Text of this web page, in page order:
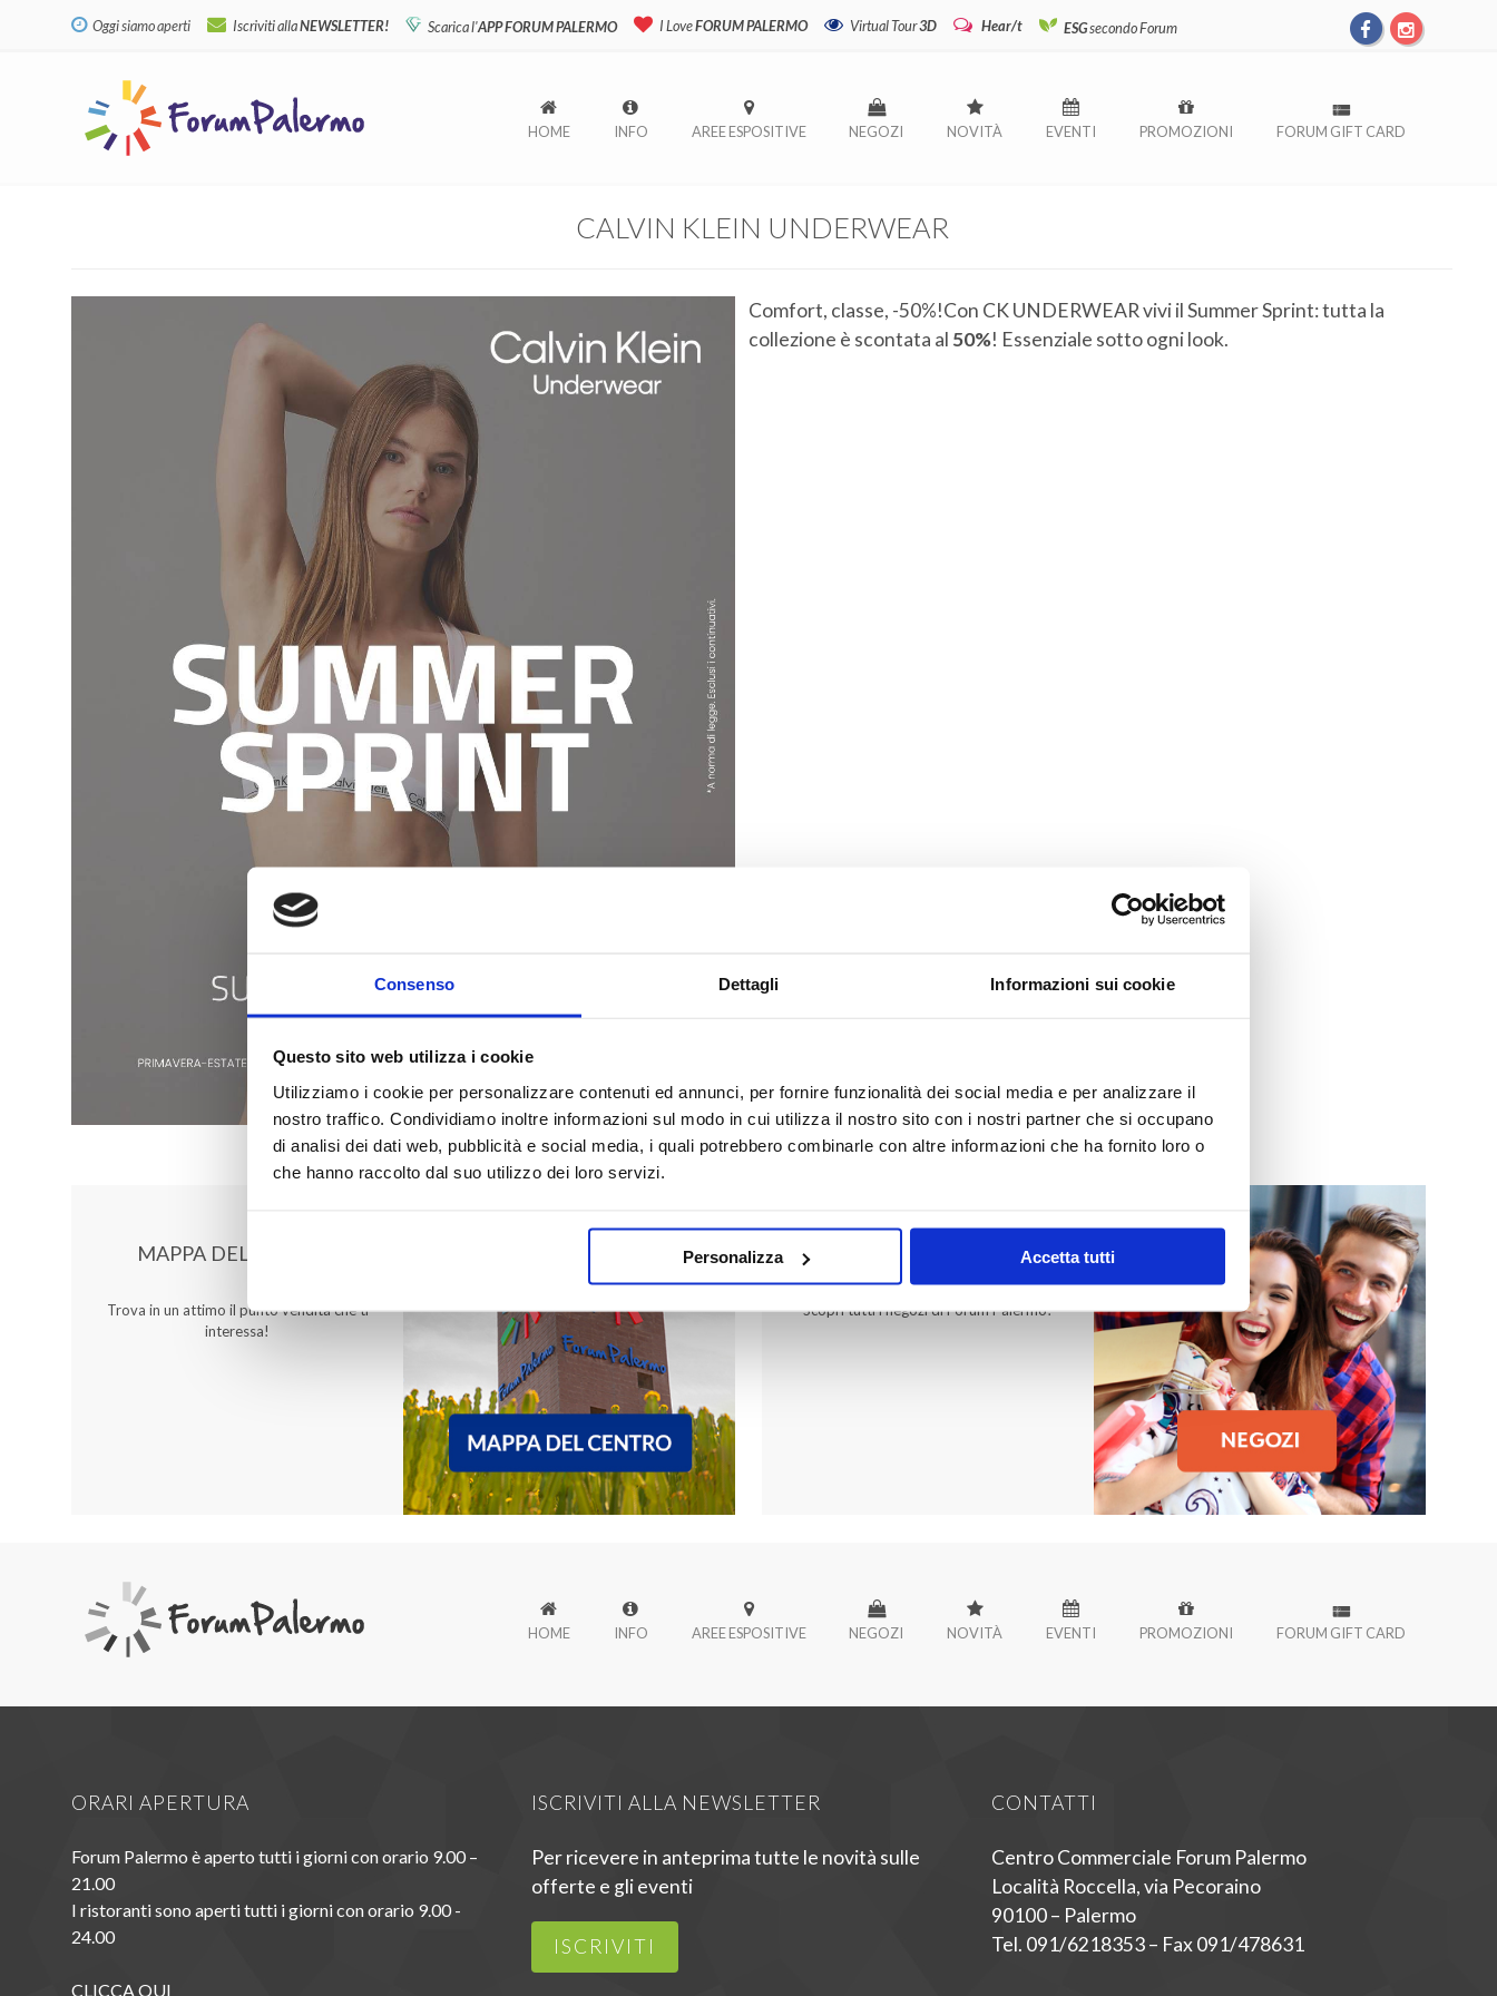
Consenso Dettagli Informazioni sui cookie
Questo sito web utilizza i cookie
Utilizziamo i cookie per personalizzare contenuti ed annunci, per fornire funzionalità dei social media e per analizzare il
nostro traffico. Condividiamo inoltre informazioni sul modo in cui utilizza il nostro sito con i nostri partner che si occupano
di analisi dei dati web, pubblicità e social media, i quali potrebbero combinarle con altre informazioni che ha fornito loro o
che hanno raccolto dal suo utilizzo dei loro servizi.
Personalizza Accetta tutti
Oggi siamo aperti Iscriviti allaNEWSLETTER! Scarica l'APP FORUM PALERMO I LoveFORUM PALERMO Virtual Tour3D Hear/t ESGsecondo Forum
HOME INFO AREE ESPOSITIVE NEGOZI NOVITÀ EVENTI PROMOZIONI FORUM GIFT CARD
CALVIN KLEIN UNDERWEAR
Comfort, classe, -50%!Con CK UNDERWEAR vivi il Summer Sprint: tutta la
collezione è scontata al 50%! Essenziale sotto ogni look.
MAPPA DEL CENTRO
Trova in un attimo il punto vendita che ti
interessa!
Scopri tutti i negozi di Forum Palermo!
HOME INFO AREE ESPOSITIVE NEGOZI NOVITÀ EVENTI PROMOZIONI FORUM GIFT CARD
ORARI APERTURA
Forum Palermo è aperto tutti i giorni con orario 9.00 –
21.00
I ristoranti sono aperti tutti i giorni con orario 9.00 -
24.00
CLICCA QUI
ISCRIVITI ALLA NEWSLETTER
Per ricevere in anteprima tutte le novità sulle
offerte e gli eventi
ISCRIVITI
CONTATTI
Centro Commerciale Forum Palermo
Località Roccella, via Pecoraino
90100 – Palermo
Tel. 091/6218353 – Fax 091/478631